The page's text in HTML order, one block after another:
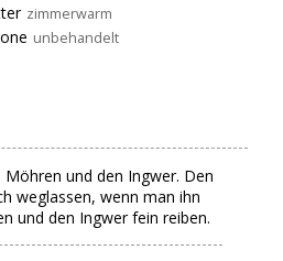
zimmerwarm
unbehandelt
und den Ingwer. Den
weglassen, wenn man ihn
und den Ingwer fein reiben.